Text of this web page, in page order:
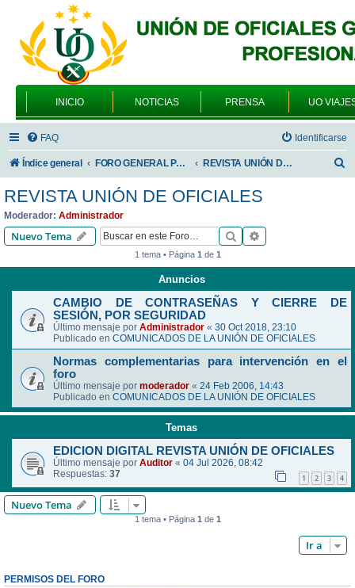
INICIO NOTICIAS PRENSA UO
FAQ Identificarse
Índice general FORO GENERAL PARA TODOS LOS USUARIOS REVISTA UNIÓN DE OFICIALES
r
REVISTA UNIÓN DE OFICIALES
Moderador: Administrador
Nuevo Tema Buscar
1 tema • Página 1de 1
Anuncios
CAMBIO DE CONTRASEÑAS Y CIERRE DE
SESIÓN, POR SEGURIDAD
Último mensaje por Administrador « 30 Oct 2018, 23:10
Publicado en COMUNICADOS DE LA UNIÓN DE OFICIALES
Normas complementarias para intervención en el
foro
Último mensaje por moderador « 24 Feb 2006, 14:43
Publicado en COMUNICADOS DE LA UNIÓN DE OFICIALES
Temas
EDICION DIGITAL REVISTA UNIÓN DE OFICIALES
Último mensaje por Auditor « 04 Jul 2026, 08:42
Respuestas: 37 1 2 3 4
Nuevo Tema
1 tema • Página 1 de 1
Ir a
PERMISOS DEL FORO